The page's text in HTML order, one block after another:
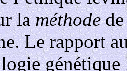
laméthodede
Le rapport
génétique